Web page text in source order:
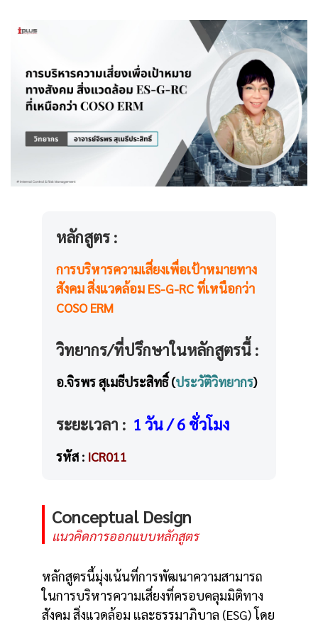
หลักสูตร :
การบริหารความเสี่ยงเพื่อเป้าหมายทาง
สังคม สิ่งแวดล้อม ES-G-RC ที่เหนือกว่า
COSO ERM
วิทยากร/ที่ปรึกษาในหลักสูตรนี้ :
อ.จิรพร สุเมธีประสิทธิ์ (ประวัติวิทยากร)
ระยะเวลา : 1 วัน / 6 ชั่วโมง
รหัส : ICR011
Conceptual Design
แนวคิดการออกแบบหลักสูตร
หลักสูตรนี้มุ่งเน้นที่การพัฒนาความสามารถ
ในการบริหารความเสี่ยงที่ครอบคลุมมิติทาง
สังคม สิ่งแวดล้อม และธรรมาภิบาล (ESG) โดย